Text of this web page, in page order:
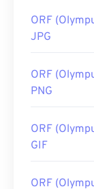
ORF
JPG
ORF
PNG
ORF
GIF
ORF